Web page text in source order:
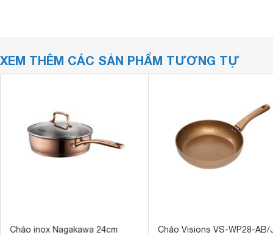
XEM THÊM CÁC SẢN PHẨM TƯƠNG TỰ
Chảo inox Nagakawa 24cm
Chảo Visions VS-WP28-AB/